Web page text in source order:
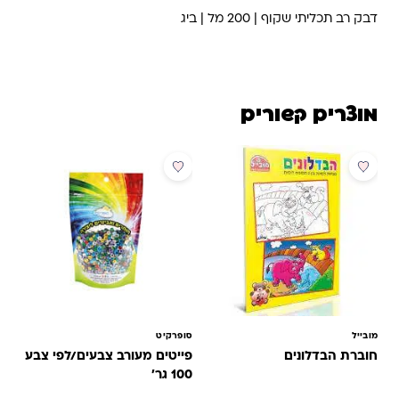
דבק רב תכליתי שקוף | 200 מל | ביג
מוצרים קשורים
מבצע
מובייל
חוברת הבדלונים
סופרקיט
פייטים מעורב צבעים/לפי צבע
100 גר'